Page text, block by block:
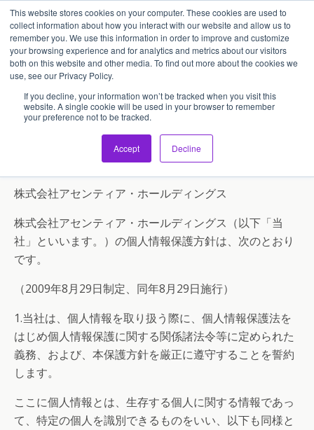
This website stores cookies on your computer. These cookies are used to
collect information about how you interact with our website and allow us to
remember you. We use this information in order to improve and customize
your browsing experience and for analytics and metrics about our visitors
both on this website and other media. To find out more about the cookies we
use, see our Privacy Policy.
If you decline, your information won’t be tracked when you visit this
website. A single cookie will be used in your browser to remember
your preference not to be tracked.
Accept Decline
アセンティア・ホールディングス(AssentiaHoldings)
プラシバシーポリシー
プライバシーポリシー
株式会社アセンティア・ホールディングス
株式会社アセンティア・ホールディングス（以下「当
社」といいます。）の個人情報保護方針は、次のとおり
です。
（2009年8月29日制定、同年8月29日施行）
1.当社は、個人情報を取り扱う際に、個人情報保護法を
はじめ個人情報保護に関する関係諸法令等に定められた
義務、および、本保護方針を厳正に遵守することを誓約
します。
ここに個人情報とは、生存する個人に関する情報であっ
て、特定の個人を識別できるものをいい、以下も同様と